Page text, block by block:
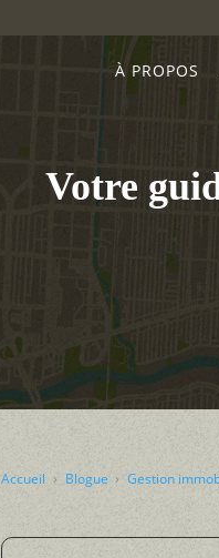
À PROPOS
Votre
Accueil Blogue Gestion